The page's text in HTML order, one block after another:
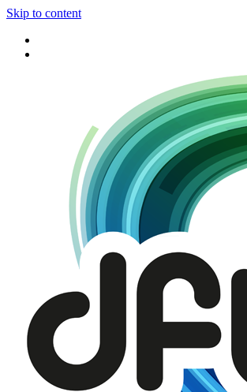
Skip to content